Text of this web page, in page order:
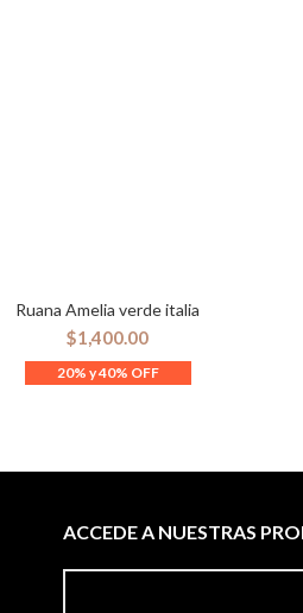
AÑADIR AL CARRITO
Ruana Amelia verde italia
$1,400.00
ACCEDE A NUESTRAS